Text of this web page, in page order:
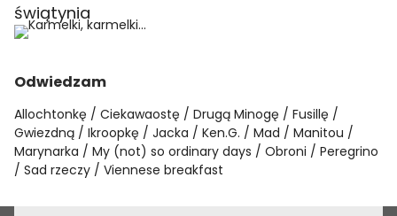
świątynia
Odwiedzam
Allochtonkę Ciekawaostę Drugą Minogę
Fusillę
Gwiezdną
Ikroopkę Jacka Ken.G. Mad
Manitou
Marynarka
My (not) so ordinary days Obroni
Peregrino
Sad rzeczy
Viennese breakfast